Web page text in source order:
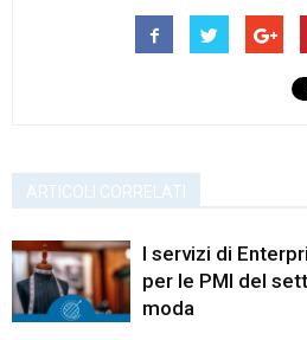
ARTICOLI CORRELATI
I servizi di
per le PMI del
moda